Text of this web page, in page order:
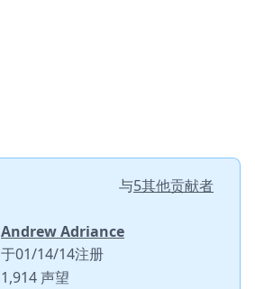
与5其他贡献者
Andrew Adriance
于01/14/14注册
1,914 声望